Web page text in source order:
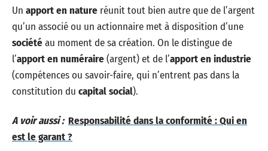
Un apport en nature réunit tout bien autre que de l’argent
qu’un associé ou un actionnaire met à disposition d’une
sociétéau moment de sa création. On le distingue de
l’apport en numéraire(argent) et de l’apport en industrie
(compétences ou savoir-faire, qui n’entrent pas dans la
constitution du capital social).
A voir aussi : Responsabilité dans la conformité : Qui en
est le garant ?